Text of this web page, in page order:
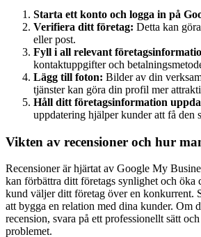
Starta ett konto och logga in på
Verifiera ditt företag: Detta kan
eller post.
Fyll i all relevant
kontaktuppgifter och
Lägg till foton: Bilder av din
tjänster kan göra din profil mer
Håll ditt företagsinformation
uppdatering hjälper kunder att få den
Vikten av recensioner och hur
Recensioner är hjärtat av Google My
kan förbättra ditt företags synlighet och öka
kund väljer ditt företag över en konkurrent.
att bygga en relation med dina kunder. Om
recension, svara på ett professionellt sätt
problemet.